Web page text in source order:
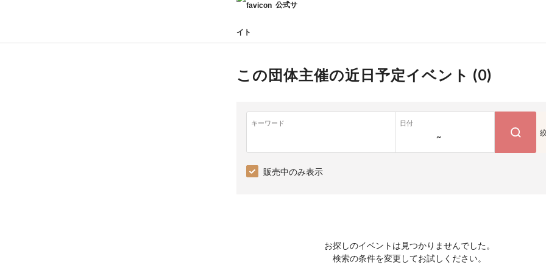
公式サ
イト
この団体主催の近日予定イベント (0)
キーワード 日付
~
販売中のみ表示
お探しのイベントは見つかりませんでした。
検索の条件を変更してお試しください。